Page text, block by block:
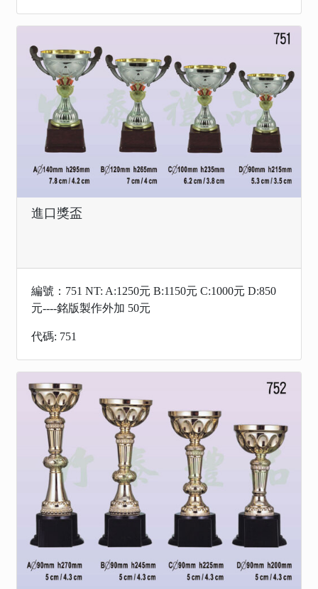
進口獎盃
編號：751 NT: A:1250元 B:1150元 C:1000元 D:850
元----銘版製作外加 50元
代碼: 751